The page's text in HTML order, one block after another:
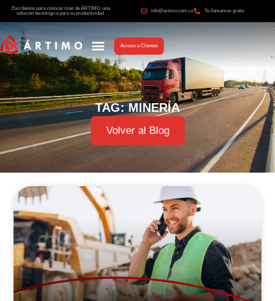
Escríbenos para conocer más de ÁRTIMO, una
solución tecnológica para su productividad.
info@artimo.com.co Te llamamos gratis
Acceso a Clientes
TAG: MINERÍA
Volver al Blog